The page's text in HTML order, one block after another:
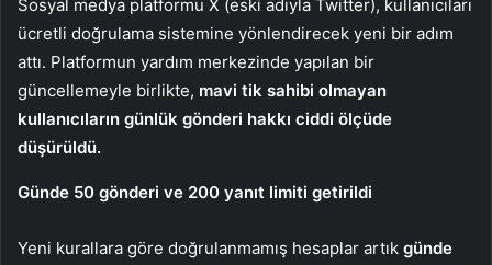
Sosyal medya platformu X (eski adıyla Twitter), kullanıcıları
ücretli doğrulama sistemine yönlendirecek yeni bir adım
attı. Platformun yardım merkezinde yapılan bir
güncellemeyle birlikte, mavi tik sahibi olmayan
kullanıcıların günlük gönderi hakkı ciddi ölçüde
düşürüldü.
Günde 50 gönderi ve 200 yanıt limiti getirildi
Yeni kurallara göre doğrulanmamış hesaplar artık günde